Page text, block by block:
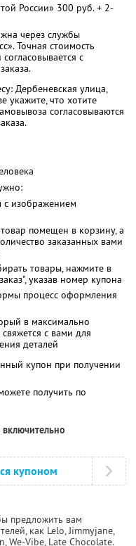
России» 300 руб. + 2-
через службы
Точная стоимость
с
Дербеневская улица,
укажите, что хотите
согласовываются
с изображением
помещен в корзину, а
заказанных вами
товары, нажмите в
указав номер купона
процесс оформления
в максимально
с вами для
деталей
купон при получении
получить по
купоном
предложить вам
как Lelo, Jimmyjane,
We-Vibe, Late Chocolate.